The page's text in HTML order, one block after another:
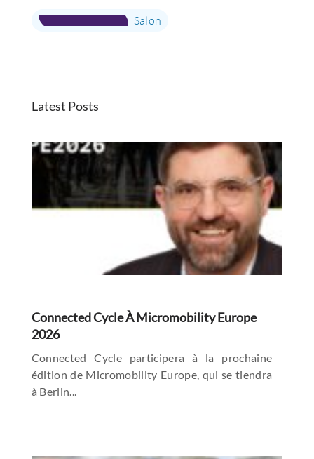
Salon
Latest Posts
Connected Cycle À Micromobility Europe
2026
Connected Cycle participera à la prochaine
édition de Micromobility Europe, qui se tiendra
à Berlin...